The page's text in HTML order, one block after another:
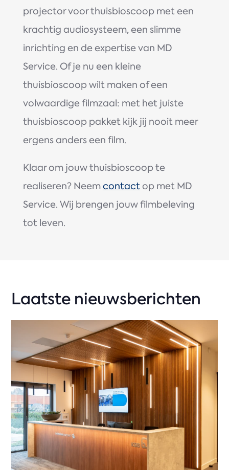
projector voor thuisbioscoop met een
krachtig audiosysteem, een slimme
inrichting en de expertise van MD
Service. Of je nu een kleine
thuisbioscoop wilt maken of een
volwaardige filmzaal: met het juiste
thuisbioscoop pakket kijk jij nooit meer
ergens anders een film.
Klaar om jouw thuisbioscoop te
realiseren? Neemcontactop met MD
Service. Wij brengen jouw filmbeleving
tot leven.
Laatste nieuwsberichten